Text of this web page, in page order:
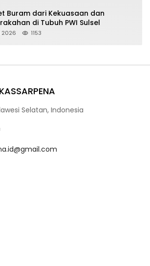
Buram dari Kekuasaan dan
di Tubuh PWI Sulsel
2026 1153
Selatan, Indonesia